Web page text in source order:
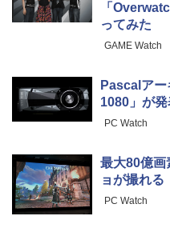
「
ってみた
GAME Watch
Pascalア
1080」が発
PC Watch
最大80億画
ョが撮れ
PC Watch